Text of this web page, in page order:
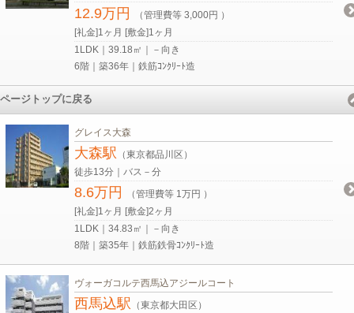
12.9万円
（管理費等 3,000円 ）
[礼金]1ヶ月 [敷金]1ヶ月
1LDK｜39.18㎡｜－向き
6階｜築36年｜鉄筋ｺﾝｸﾘｰﾄ造
ページトップに戻る
グレイス大森
大森駅 （東京都品川区）
徒歩13分｜バス－分
8.6万円
（管理費等 1万円 ）
[礼金]1ヶ月 [敷金]2ヶ月
1LDK｜34.83㎡｜－向き
8階｜築35年｜鉄筋鉄骨ｺﾝｸﾘｰﾄ造
ヴォーガコルテ西馬込アジールコート
西馬込駅 （東京都大田区）